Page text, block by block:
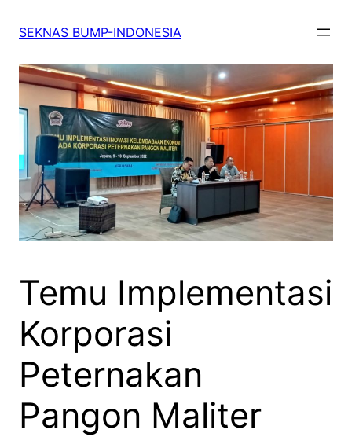
SEKNAS BUMP-INDONESIA
Temu Implementasi
Korporasi
Peternakan
Pangon Maliter